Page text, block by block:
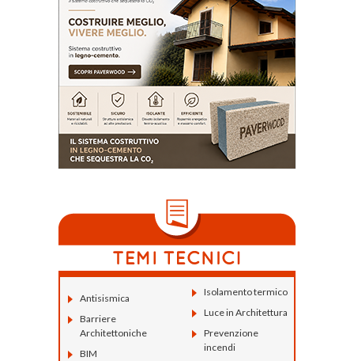
Antisismica
Barriere
Architettoniche
BIM
Isolamento termico
Luce in Architettura
Prevenzione
incendi